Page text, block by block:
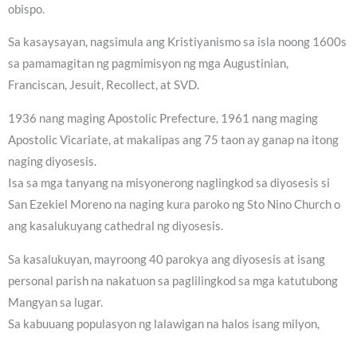
obispo.
Sa kasaysayan, nagsimula ang Kristiyanismo sa isla noong 1600s
sa pamamagitan ng pagmimisyon ng mga Augustinian,
Franciscan, Jesuit, Recollect, at SVD.
1936 nang maging Apostolic Prefecture, 1961 nang maging
Apostolic Vicariate, at makalipas ang 75 taon ay ganap na itong
naging diyosesis.
Isa sa mga tanyang na misyonerong naglingkod sa diyosesis si
San Ezekiel Moreno na naging kura paroko ng Sto Nino Church o
ang kasalukuyang cathedral ng diyosesis.
Sa kasalukuyan, mayroong 40 parokya ang diyosesis at isang
personal parish na nakatuon sa paglilingkod sa mga katutubong
Mangyan sa lugar.
Sa kabuuang populasyon ng lalawigan na halos isang milyon,